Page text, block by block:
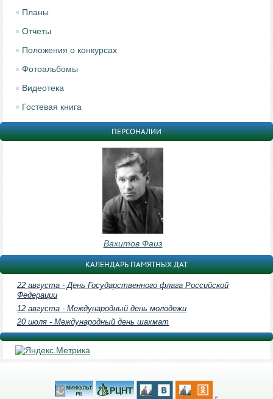
Планы
Отчеты
Положения о конкурсах
Фотоальбомы
Видеотека
Гостевая книга
ПЕРСОНАЛИИ
Вахитов Фаиз
КАЛЕНДАРЬ ПАМЯТНЫХ ДАТ
22 августа - День Государственного флага Российской
Федерации
12 августа - Международный день молодежи
20 июля - Международный день шахмат